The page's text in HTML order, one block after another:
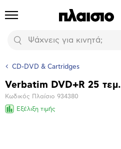
Προϊόντα
Αναζήτηση
CD-DVD & Cartridges
Βασικά
χαρακτηριστικά
Verbatim DVD+R 25 τεμ.
Κωδικός Πλαίσιο 934380
Εξέλιξη τιμής